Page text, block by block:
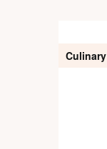
Culinary